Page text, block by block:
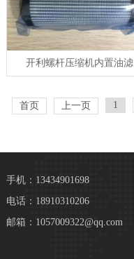
开利螺杆压缩机内置油滤
首页 上一页 1
手机：13434901698
电话：18910310206
邮箱：1057009322@qq.com